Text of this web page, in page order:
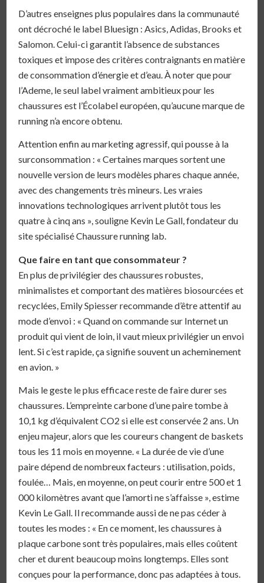
D’autres enseignes plus populaires dans la communauté
ont décroché le label Bluesign : Asics, Adidas, Brooks et
Salomon. Celui-ci garantit l’absence de substances
toxiques et impose des critères contraignants en matière
de consommation d’énergie et d’eau. À noter que pour
l’Ademe, le seul label vraiment ambitieux pour les
chaussures est l’Écolabel européen, qu’aucune marque de
running n’a encore obtenu.
Attention enfin au marketing agressif, qui pousse à la
surconsommation : « Certaines marques sortent une
nouvelle version de leurs modèles phares chaque année,
avec des changements très mineurs. Les vraies
innovations technologiques arrivent plutôt tous les
quatre à cinq ans », souligne Kevin Le Gall, fondateur du
site spécialisé Chaussure running lab.
Que faire en tant que consommateur ?
En plus de privilégier des chaussures robustes,
minimalistes et comportant des matières biosourcées et
recyclées, Emily Spiesser recommande d’être attentif au
mode d’envoi : « Quand on commande sur Internet un
produit qui vient de loin, il vaut mieux privilégier un envoi
lent. Si c’est rapide, ça signifie souvent un acheminement
en avion. »
Mais le geste le plus efficace reste de faire durer ses
chaussures. L’empreinte carbone d’une paire tombe à
10,1 kg d’équivalent CO2 si elle est conservée 2 ans. Un
enjeu majeur, alors que les coureurs changent de baskets
tous les 11 mois en moyenne. « La durée de vie d’une
paire dépend de nombreux facteurs : utilisation, poids,
foulée… Mais, en moyenne, on peut courir entre 500 et 1
000 kilomètres avant que l’amorti ne s’affaisse », estime
Kevin Le Gall. Il recommande aussi de ne pas céder à
toutes les modes : « En ce moment, les chaussures à
plaque carbone sont très populaires, mais elles coûtent
cher et durent beaucoup moins longtemps. Elles sont
conçues pour la performance, donc pas adaptées à tous.